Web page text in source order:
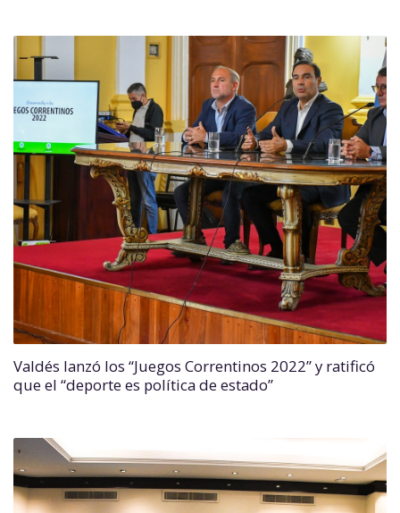
Valdés lanzó los “Juegos Correntinos 2022” y ratificó
que el “deporte es política de estado”